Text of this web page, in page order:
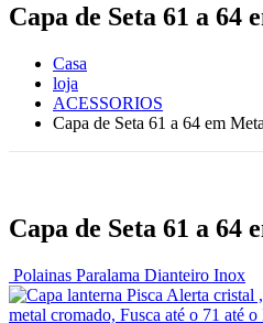
Capa de Seta 61 a 64
Casa
loja
ACESSORIOS
Capa de Seta 61 a 64 em
Capa de Seta 61 a 64
Polainas Paralama Dianteiro Inox